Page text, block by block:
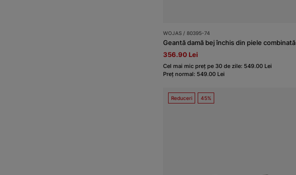
WOJAS / 80395-74
Geantă damă bej închis din piele combinată
356.90 Lei
Cel mai mic preț pe 30 de zile: 549.00 Lei
Preț normal: 549.00 Lei
Reduceri 45%